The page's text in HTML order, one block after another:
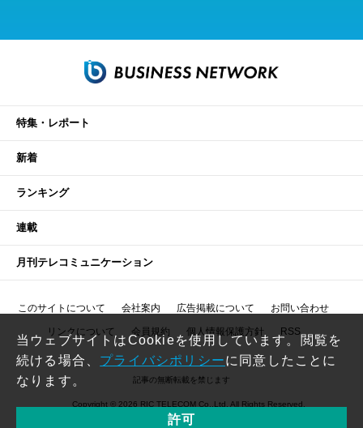
特集・レポート
新着
ランキング
連載
月刊テレコミュニケーション
このサイトについて 会社案内 広告掲載について お問い合わせ
リンクについて 会員規約 個人情報保護方針 RSS
記事の無断転載を禁じます
Copyright © 2026 RIC TELECOM Co.,Ltd. All Rights Reserved.
当ウェブサイトはCookieを使用しています。閲覧を
続ける場合、 プライバシポリシーに同意したことに
なります。
許可